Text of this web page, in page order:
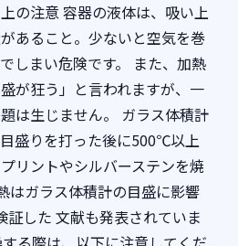
の注意 容器の液体は、吸い上
あること。少ないと空気を巻
しまい危険です。 また、加熱
が狂う」と言われますが、一
は生じません。 ガラス体積計
盛りを打った後に500℃以上
リントやシルバーステンを焼
はガラス体積計の目盛に影響
証した 文献も発表されていま